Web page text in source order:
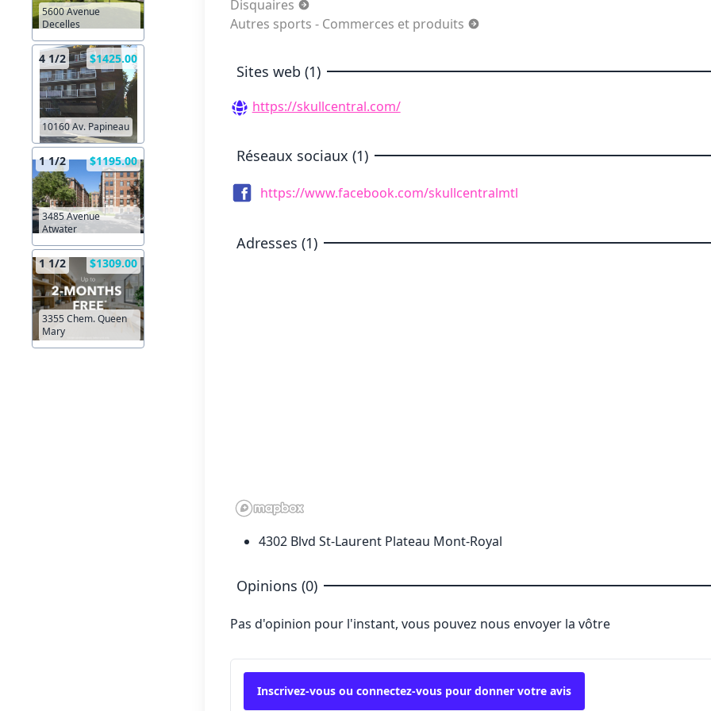
5600 Avenue
Decelles
4 1/2 $1425.00
10160 Av. Papineau
1 1/2 $1195.00
3485 Avenue
Atwater
1 1/2 $1309.00
3355 Chem. Queen
Mary
Disquaires
Autres sports - Commerces et produits
Sites web (1)
https://skullcentral.com/
Réseaux sociaux (1)
https://www.facebook.com/skullcentralmtl
Adresses (1)
4302 Blvd St-Laurent Plateau Mont-Royal
Opinions (0)
Pas d'opinion pour l'instant, vous pouvez nous envoyer la vôtre
Inscrivez-vous ou connectez-vous pour donner votre avis